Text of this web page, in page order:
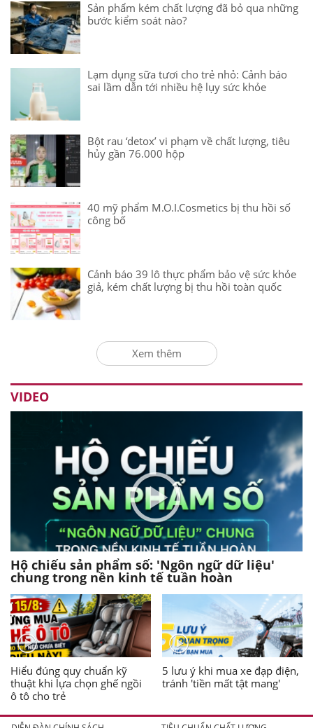
Sản phẩm kém chất lượng đã bỏ qua những
bước kiểm soát nào?
Lạm dụng sữa tươi cho trẻ nhỏ: Cảnh báo
sai lầm dẫn tới nhiều hệ lụy sức khỏe
Bột rau ‘detox’ vi phạm về chất lượng, tiêu
hủy gần 76.000 hộp
40 mỹ phẩm M.O.I.Cosmetics bị thu hồi số
công bố
Cảnh báo 39 lô thực phẩm bảo vệ sức khỏe
giả, kém chất lượng bị thu hồi toàn quốc
Xem thêm
VIDEO
Hộ chiếu sản phẩm số: 'Ngôn ngữ dữ liệu'
chung trong nền kinh tế tuần hoàn
Hiểu đúng quy chuẩn kỹ
thuật khi lựa chọn ghế ngồi
ô tô cho trẻ
5 lưu ý khi mua xe đạp điện,
tránh 'tiền mất tật mang'